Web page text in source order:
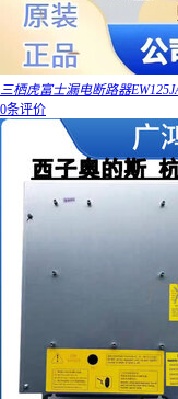
三栖虎富士漏电断路器
0条评价